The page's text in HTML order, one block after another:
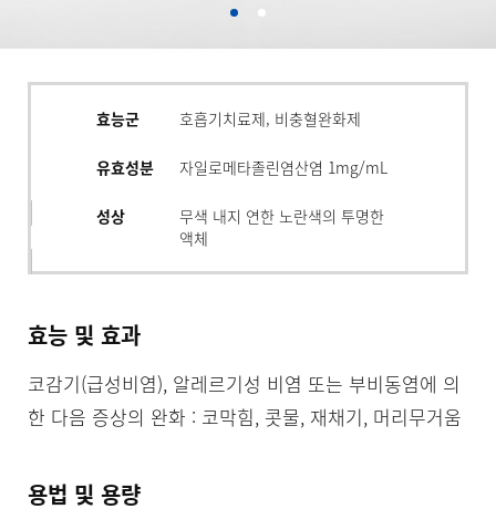
효능군 호흡기치료제, 비충혈완화제
유효성분 자일로메타졸린염산염 1mg/mL
성상
무색 내지 연한 노란색의 투명한
액체
효능 및 효과
코감기(급성비염), 알레르기성 비염 또는 부비동염에 의
한 다음 증상의 완화 : 코막힘, 콧물, 재채기, 머리무거움
용법 및 용량